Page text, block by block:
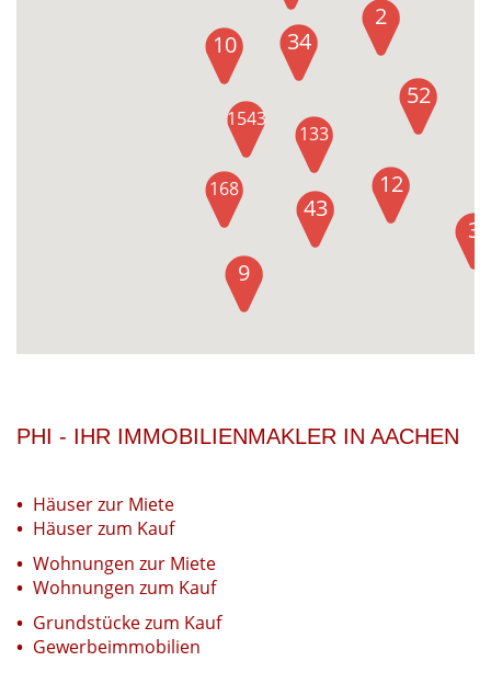
1543
43
12
52
133
168
9
34
3
10
2
PHI - IHR IMMOBILIENMAKLER IN AACHEN
Häuser zur Miete
Häuser zum Kauf
Wohnungen zur Miete
Wohnungen zum Kauf
Grundstücke zum Kauf
Gewerbeimmobilien